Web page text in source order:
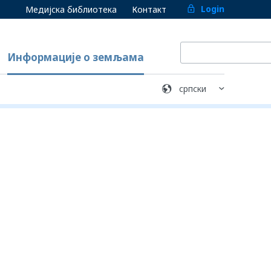
Медијска библиотека Контакт Login
Информације о земљама